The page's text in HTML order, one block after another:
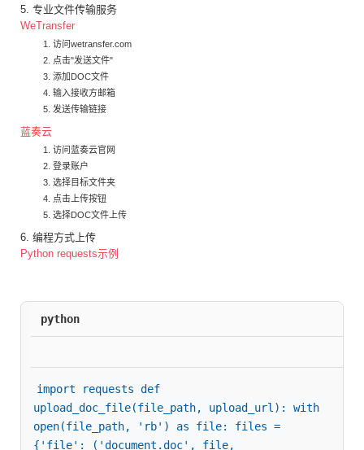
5. 专业文件传输服务
WeTransfer
访问wetransfer.com
点击"发送文件"
添加DOC文件
输入接收方邮箱
发送传输链接
蓝奏云
访问蓝奏云官网
登录账户
选择目标文件夹
点击上传按钮
选择DOC文件上传
6. 编程方式上传
Python requests示例
python
import requests def
upload_doc_file(file_path, upload_url): with
open(file_path, 'rb') as file: files =
{'file': ('document.doc', file,